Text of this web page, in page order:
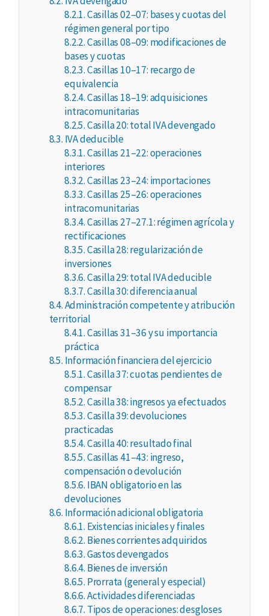
8.2.1.Casillas 02–07: bases y cuotas del
régimen general por tipo
8.2.2.Casillas 08–09: modificaciones de
bases y cuotas
8.2.3.Casillas 10–17: recargo de
equivalencia
8.2.4.Casillas 18–19: adquisiciones
intracomunitarias
8.2.5.Casilla 20: total IVA devengado
8.3. IVA deducible
8.3.1.Casillas 21–22: operaciones
interiores
8.3.2.Casillas 23–24: importaciones
8.3.3.Casillas 25–26: operaciones
intracomunitarias
8.3.4.Casillas 27–27.1: régimen agrícola y
rectificaciones
8.3.5.Casilla 28: regularización de
inversiones
8.3.6.Casilla 29: total IVA deducible
8.3.7.Casilla 30: diferencia anual
8.4.Administración competente y atribución
territorial
8.4.1.Casillas 31–36 y su importancia
práctica
8.5. Información financiera del ejercicio
8.5.1.Casilla 37: cuotas pendientes de
compensar
8.5.2.Casilla 38: ingresos ya efectuados
8.5.3.Casilla 39: devoluciones
practicadas
8.5.4.Casilla 40: resultado final
8.5.5.Casillas 41–43: ingreso,
compensación o devolución
8.5.6. IBAN obligatorio en las
devoluciones
8.6. Información adicional obligatoria
8.6.1. Existencias iniciales y finales
8.6.2. Bienes corrientes adquiridos
8.6.3.Gastos devengados
8.6.4. Bienes de inversión
8.6.5. Prorrata (general y especial)
8.6.6.Actividades diferenciadas
8.6.7. Tipos de operaciones: desgloses